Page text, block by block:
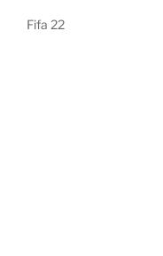
Fifa 22